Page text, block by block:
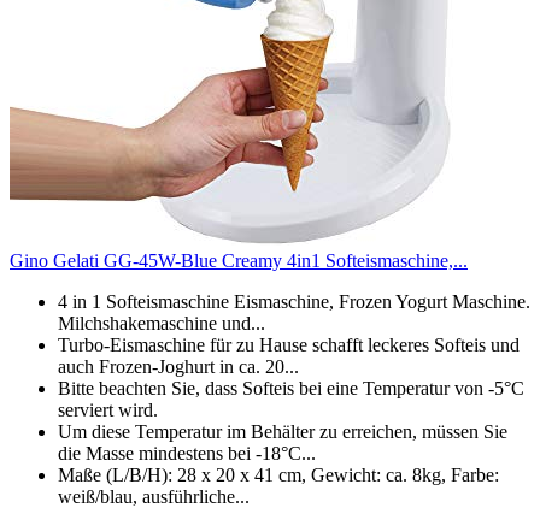
Gino Gelati GG-45W-Blue Creamy 4in1 Softeismaschine,...
4 in 1 Softeismaschine Eismaschine, Frozen Yogurt Maschine.
Milchshakemaschine und...
Turbo-Eismaschine für zu Hause schafft leckeres Softeis und
auch Frozen-Joghurt in ca. 20...
Bitte beachten Sie, dass Softeis bei eine Temperatur von -5°C
serviert wird.
Um diese Temperatur im Behälter zu erreichen, müssen Sie
die Masse mindestens bei -18°C...
Maße (L/B/H): 28 x 20 x 41 cm, Gewicht: ca. 8kg, Farbe:
weiß/blau, ausführliche...